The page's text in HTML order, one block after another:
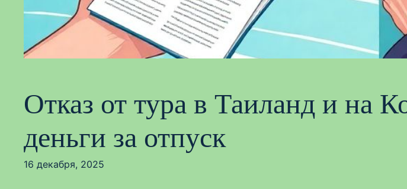
Отказ от тура в Таиланд и на
деньги за отпуск
16 декабря, 2025